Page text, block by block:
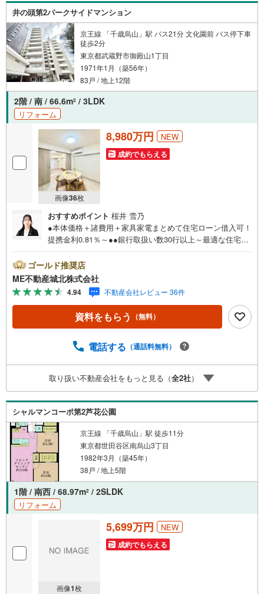
一緒に暮らせるのも本当に嬉しいポイントですよね。空室
ですので、この素晴らしい開放感と眺望をぜひ現地で確か
めてみてください！*見学可能■ご案内・物件パンフレット
のご請求はお気軽にどうぞ※お電話の場合:TEL:（通話無
料）
井の頭第2パークサイドマンション
京王線 「千歳烏山」駅 バス21分 文化園前 バス停下車
徒歩2分
東京都武蔵野市御殿山1丁目
1971年1月（築56年）
83戸 / 地上12階
2階 / 南 / 66.6m2 / 3LDK
リフォーム
画像36枚
8,980万円 NEW
成約でもらえる
おすすめポイント 桜井 雪乃
●本体価格＋諸費用＋家具家電まとめて住宅ローン借入可！
提携金利0.81％～●●銀行取扱い数30行以上～最適な住宅ロ
多数ございます！（1）勤続年数1ヶ月（2）自己資金0円
（3）産休/育休/契約社員/派遣社員/アルバイト/パート/独
身/自営業/経営者（4）延滞、滞納、個信アウト対応可
（5）収入合算や親子ローン（6）金融機関の借入まとめ
等、家具、家電、引越し費用等おまとめローン（7）永住権
無、持病あり、持ち家残債有でも相談可能●3つの安心サポ
頂けます。2.FPソフトを使用しマイホーム購入の資金計
に安心を提案します。3.どんなに信用のある建築会社でも
ご自分の目で確認することは重要ですよね。弊社は特殊機
材を使用してインスペクションを実施します。
ゴールド推奨店
ME不動産城北株式会社
4.94 不動産会社レビュー 36件
資料をもらう （無料）
電話する （通話料無料）
取り扱い不動産会社をもっと見る（全2社）
シャルマンコーポ第2芦花公園
京王線 「千歳烏山」駅 徒歩11分
東京都世田谷区南烏山3丁目
1982年3月（築45年）
38戸 / 地上5階
1階 / 南西 / 68.97m2 / 2SLDK
リフォーム
画像1枚
5,699万円 NEW
成約でもらえる